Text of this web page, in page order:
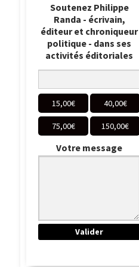
Soutenez Philippe
Randa - écrivain,
éditeur et chroniqueur
politique - dans ses
activités éditoriales
15,00€ 40,00€
75,00€ 150,00€
Votre message